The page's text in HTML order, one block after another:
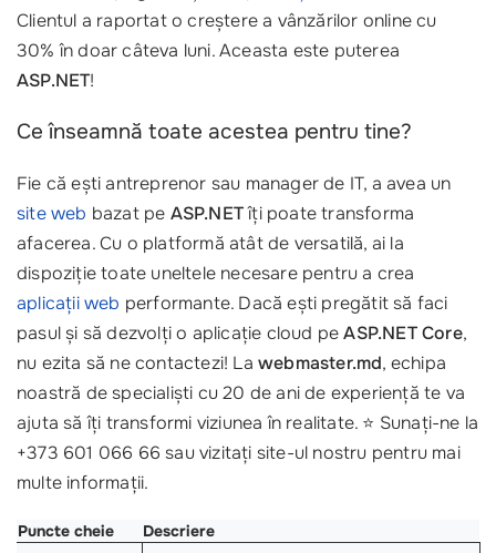
Clientul a raportat o creștere a vânzărilor online cu
30% în doar câteva luni. Aceasta este puterea
ASP.NET!
Ce înseamnă toate acestea pentru tine?
Fie că ești antreprenor sau manager de IT, a avea un
site web bazat pe ASP.NETîți poate transforma
afacerea. Cu o platformă atât de versatilă, ai la
dispoziție toate uneltele necesare pentru a crea
aplicații web performante. Dacă ești pregătit să faci
pasul și să dezvolți o aplicație cloud peASP.NET Core,
nu ezita să ne contactezi! La webmaster.md, echipa
noastră de specialiști cu 20 de ani de experiență te va
ajuta să îți transformi viziunea în realitate. ⭐ Sunați-ne la
+373 601 066 66 sau vizitați site-ul nostru pentru mai
multe informații.
Puncte cheie Descriere